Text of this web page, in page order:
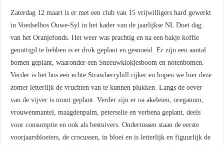
Zaterdag 12 maart is er met een club van 15 vrijwilligers hard gewerkt
in Voedselbos Ouwe-Syl in het kader van de jaarlijkse NL Doet dag
van het Oranjefonds. Het weer was prachtig en na een bakje koffie
genuttigd te hebben is er druk geplant en gesnoeid. Er zijn een aantal
bomen geplant, waaronder een Sneeuwklokjesboom en notenbomen.
Verder is het bos een echte Strawberryhill rijker en hopen we hier deze
zomer letterlijk de vruchten van te kunnen plukken. Langs de oever
van de vijver is munt geplant. Verder zijn er oa akeleien, oreganum,
vrouwenmantel, maagdenpalm, peterselie en verbena geplant, deels
voor consumptie en ook als bestuivers. Ondertussen staan de eerste
voorjaarsbloeiers, de crocussen, in bloei en is letterlijk en figuurlijk de